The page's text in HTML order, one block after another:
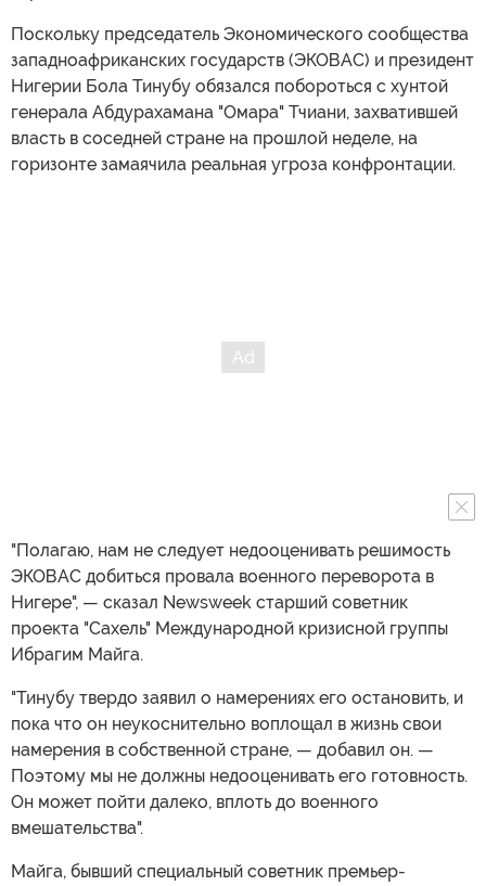
Поскольку председатель Экономического сообщества
западноафриканских государств (ЭКОВАС) и президент
Нигерии Бола Тинубу обязался побороться с хунтой
генерала Абдурахамана "Омара" Тчиани, захватившей
власть в соседней стране на прошлой неделе, на
горизонте замаячила реальная угроза конфронтации.
"Полагаю, нам не следует недооценивать решимость
ЭКОВАС добиться провала военного переворота в
Нигере", — сказал Newsweek старший советник
проекта "Сахель" Международной кризисной группы
Ибрагим Майга.
"Тинубу твердо заявил о намерениях его остановить, и
пока что он неукоснительно воплощал в жизнь свои
намерения в собственной стране, — добавил он. —
Поэтому мы не должны недооценивать его готовность.
Он может пойти далеко, вплоть до военного
вмешательства".
Майга, бывший специальный советник премьер-